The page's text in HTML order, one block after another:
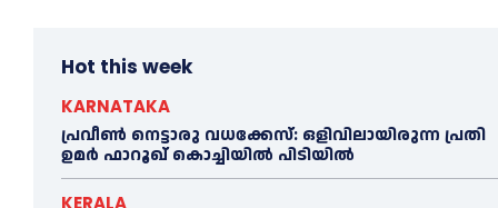
Hot this week
KARNATAKA
പ്രവീണ്‍ നെട്ടാരു വധക്കേസ്: ഒളിവിലായിരുന്ന പ്രതി
ഉമര്‍ ഫാറൂഖ് കൊച്ചിയില്‍ പിടിയില്‍
KERALA